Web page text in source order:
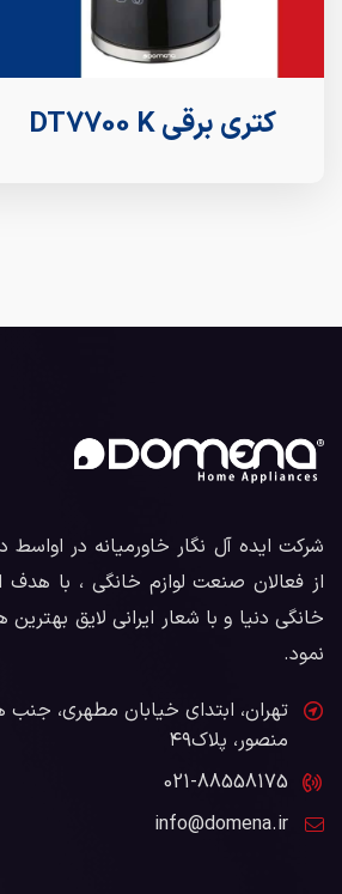
کتری برقی DT7700 K
از فعالان صنعت لوازم خانگی ، با هدف
خانگی دنیا و با شعار ایرانی لایق
نمود.
تهران، ابتدای خیابان مطهری، جنب
منصور، پلاک۴۹
021-88558175
info@domena.ir